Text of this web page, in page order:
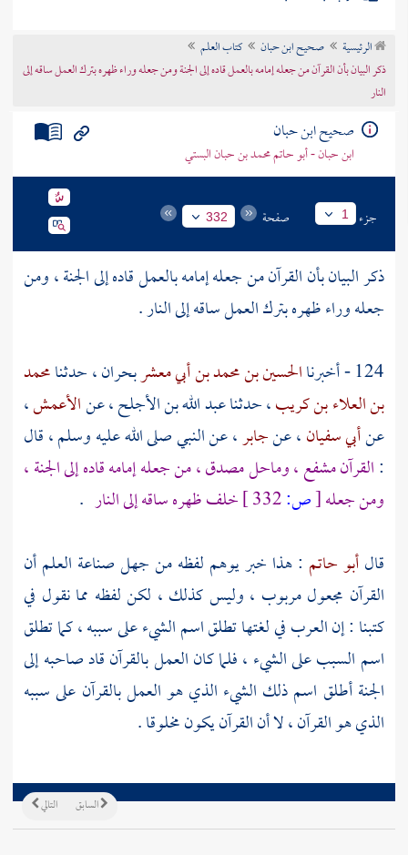
موضوعي
تراجم الأعلام
الرئيسية صحيح ابن حبان
كتاب العلم
ذكر البيان بأن القرآن من جعله إمامه بالعمل قاده إلى الجنة ومن جعله وراء ظهره بترك العمل ساقه إلى
النار
صحيح ابن حبان
ابن حبان - أبو حاتم محمد بن حبان البستي
جزء 1 صفحة 332
ذكر البيان بأن القرآن من جعله إمامه بالعمل قاده إلى الجنة ، ومن
جعله وراء ظهره بترك العمل ساقه إلى النار .
124 - أخبرنا
الحسين بن محمد بن أبي معشربحران، حدثنامحمد
بن العلاء بن كريب، حدثناعبد الله بن الأجلح، عنالأعمش،
عنأبي سفيان، عنجابر، عن النبي صلى الله عليه وسلم ، قال
:القرآن مشفع ، وماحل مصدق ، من جعله إمامه قاده إلى الجنة ،
ومن جعله[ص: خلف ظهره ساقه إلى النار .
قالأبو حاتم : هذا خبر يوهم لفظه من جهل صناعة العلم أن
القرآن مجعول مربوب ، وليس كذلك ، لكن لفظه مما نقول في
كتبنا : إن العرب في لغتها تطلق اسم الشيء على سببه ، كما تطلق
اسم السبب على الشيء ، فلما كان العمل بالقرآن قاد صاحبه إلى
الجنة أطلق اسم ذلك الشيء الذي هو العمل بالقرآن على سببه
الذي هو القرآن ، لا أن القرآن يكون مخلوقا .
التالي السابق